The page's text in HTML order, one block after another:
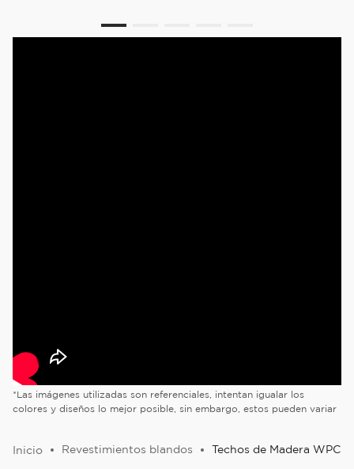
*Las imágenes utilizadas son referenciales, intentan igualar los
colores y diseños lo mejor posible, sin embargo, estos pueden variar
Revestimientos blandos Techos de Madera WPC